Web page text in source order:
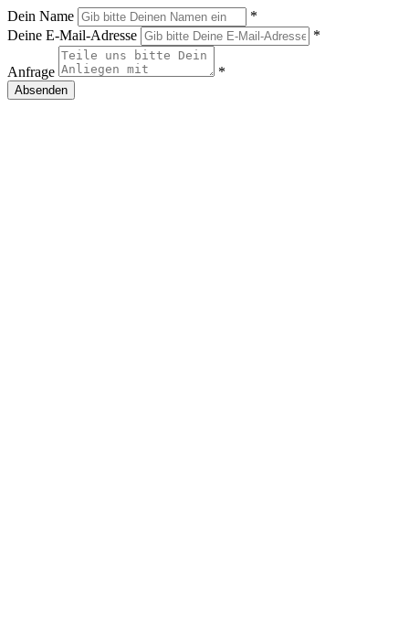
Dein Name
*
Deine E-Mail-Adresse
*
Anfrage *